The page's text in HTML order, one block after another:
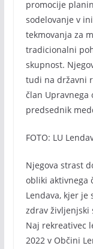
promocije
sodelovanje v
tekmovanja za
tradicionalni
skupnost.
tudi na državni
član Upravnega
predsednik
FOTO: LU
Njegova strast
obliki aktivnega
Lendava, kjer
zdrav življenjski
Naj rekreativec
2022 v Občini